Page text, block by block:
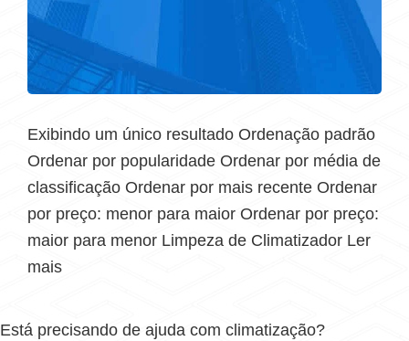
Exibindo um único resultado Ordenação padrão
Ordenar por popularidade Ordenar por média de
classificação Ordenar por mais recente Ordenar
por preço: menor para maior Ordenar por preço:
maior para menor Limpeza de Climatizador Ler
mais
Está precisando de ajuda com climatização?